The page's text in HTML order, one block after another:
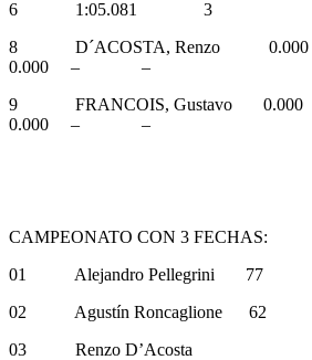
6 1:05.081 3
8 D´ACOSTA, Renzo
0.000 – –
9 FRANCOIS, Gustavo
0.000 – –
CAMPEONATO CON 3 FECHAS:
01 Alejandro Pellegrini 77
02 Agustín Roncaglione 62
03 Renzo D’Acosta